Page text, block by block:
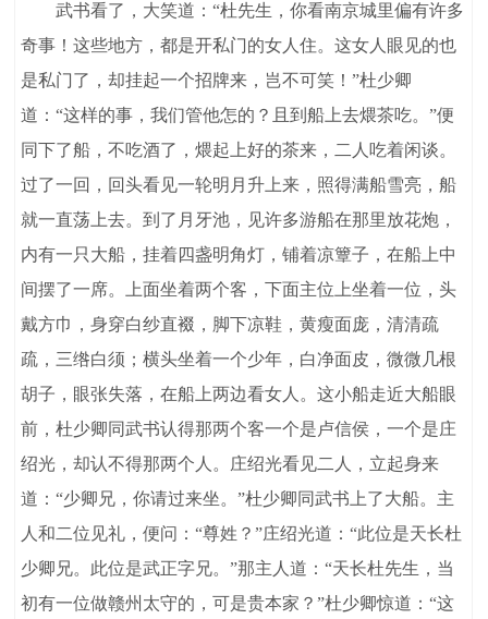
武书看了，大笑道：“杜先生，你看南京城里偏有许多
奇事！这些地方，都是开私门的女人住。这女人眼见的也
是私门了，却挂起一个招牌来，岂不可笑！”杜少卿
道：“这样的事，我们管他怎的？且到船上去煨茶吃。”便
同下了船，不吃酒了，煨起上好的茶来，二人吃着闲谈。
过了一回，回头看见一轮明月升上来，照得满船雪亮，船
就一直荡上去。到了月牙池，见许多游船在那里放花炮，
内有一只大船，挂着四盏明角灯，铺着凉簟子，在船上中
间摆了一席。上面坐着两个客，下面主位上坐着一位，头
戴方巾，身穿白纱直裰，脚下凉鞋，黄瘦面庞，清清疏
疏，三绺白须；横头坐着一个少年，白净面皮，微微几根
胡子，眼张失落，在船上两边看女人。这小船走近大船眼
前，杜少卿同武书认得那两个客一个是卢信侯，一个是庄
绍光，却认不得那两个人。庄绍光看见二人，立起身来
道：“少卿兄，你请过来坐。”杜少卿同武书上了大船。主
人和二位见礼，便问：“尊姓？”庄绍光道：“此位是天长杜
少卿兄。此位是武正字兄。”那主人道：“天长杜先生，当
初有一位做赣州太守的，可是贵本家？”杜少卿惊道：“这